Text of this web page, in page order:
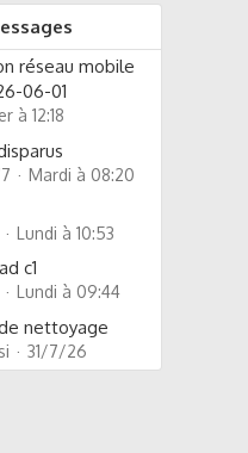
réseau mobile
06-01
à 12:18
Mardi à 08:20
Lundi à 10:53
c1
Lundi à 09:44
nettoyage
31/7/26